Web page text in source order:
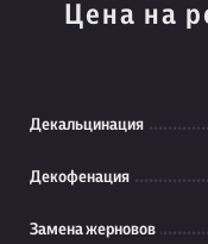
Цена на
Декальцинация
Декофенация
Замена жерновов